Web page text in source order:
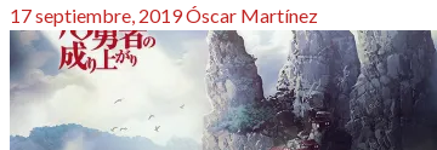
Publicado
el
17 septiembre, 2019Óscar Martínez